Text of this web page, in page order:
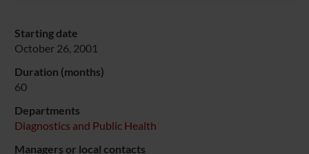
Starting date
October 26, 2001
Duration (months)
60
Departments
Diagnostics and Public Health
Managers or local contacts